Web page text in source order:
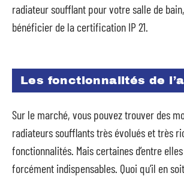
radiateur soufflant pour votre salle de
bénéficier de la certification IP 21.
Les fonctionnalités de
Sur le marché, vous pouvez trouver des
radiateurs soufflants très évolués et très
fonctionnalités. Mais certaines d’entre
forcément indispensables. Quoi qu’il en